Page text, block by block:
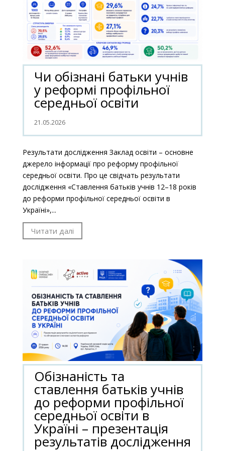
Чи обізнані батьки учнів
у реформі профільної
середньої освіти
21.05.2026
Результати дослідження Заклад освіти – основне
джерело інформації про реформу профільної
середньої освіти. Про це свідчать результати
дослідження «Ставлення батьків учнів 12–18 років
до реформи профільної середньої освіти в
Україні»,...
Читати далі
Обізнаність та
ставлення батьків учнів
до реформи профільної
середньої освіти в
Україні – презентація
результатів дослідження